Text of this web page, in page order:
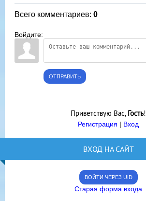
Всего комментариев: 0
Войдите:
ОТПРАВИТЬ
Приветствую Вас, Гость!
Регистрация | Вход
ВХОД НА САЙТ
ВОЙТИ ЧЕРЕЗ UID
Старая форма входа